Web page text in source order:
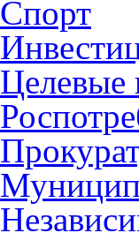
Спорт
Целевые